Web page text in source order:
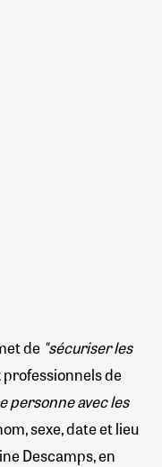
de "sécuriser les
professionnels de
personne avec les
sexe, date et lieu
Descamps, en